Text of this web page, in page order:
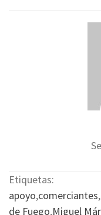
Etiquetas:
apoyo,comerciantes,
de Fuego,Miguel